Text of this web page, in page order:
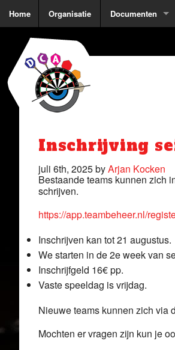
Home Organisatie Documenten
Inschrijving
juli 6th, 2025 byArjan Kocken
Bestaande teams kunnen zich
schrijven.
https://app.teambeheer.nl/
Inschrijven kan tot 21 augustus.
We starten in de 2e week van
Inschrijfgeld 16€ pp.
Vaste speeldag is vrijdag.
Nieuwe teams kunnen zich via
Mochten er vragen zijn kun je